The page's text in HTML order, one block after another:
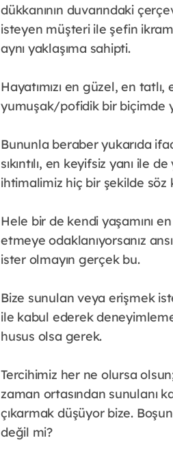
dükkanının duvarındaki
isteyen müşteri ile şefin
aynı yaklaşıma sahipti.
Hayatımızı en güzel, en
yumuşak/pofidik bir biçimde
Bununla beraber yukarıda
sıkıntılı, en keyifsiz yanı ile
ihtimalimiz hiç bir şekilde söz
Hele bir de kendi yaşamını
etmeye odaklanıyorsanız
ister olmayın gerçek bu.
Bize sunulan veya erişmek
ile kabul ederek
husus olsa gerek.
Tercihimiz her ne olursa
zaman ortasından sunulanı
çıkarmak düşüyor bize.
değil mi?